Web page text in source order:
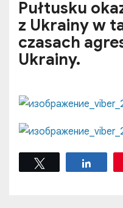
Pułtusku
z Ukrainy w
czasach
Ukrainy.